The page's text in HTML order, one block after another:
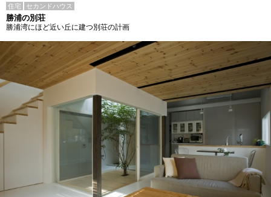
住宅 セカンドハウス
勝浦の別荘
勝浦湾にほど近い丘に建つ別荘の計画